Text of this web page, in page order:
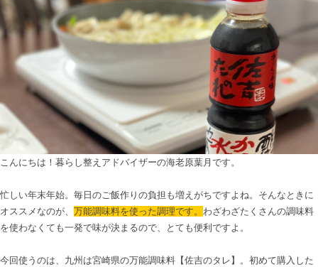
こんにちは！暮らし整えアドバイザーの海老原葉月です。
忙しい年末年始。毎日のご飯作りの負担も増えがちですよね。そんなときに
オススメなのが、 万能調味料を使った調理です。 わざわざたくさんの調味料
を使わなくても一発で味が決まるので、とても便利ですよ。
今回使うのは、九州は宮崎県の万能調味料【佐吉のタレ】。初めて購入した